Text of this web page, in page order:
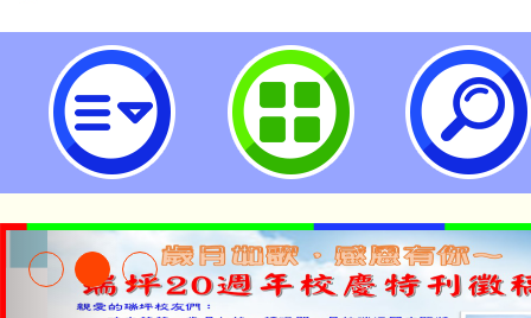
本市113年「友善校園創意四格漫
品繳交時間延至113年5月6日-桃